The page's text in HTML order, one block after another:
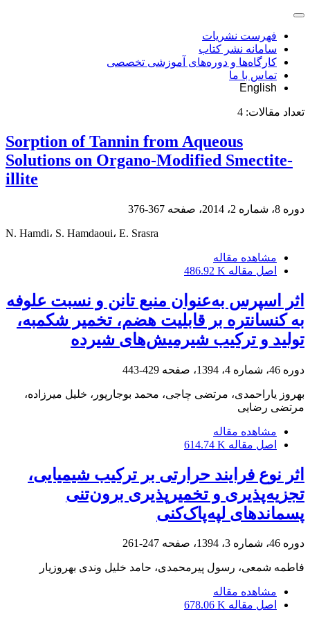
فهرست نشریات
سامانه نشر کتاب
کارگاه‌ها و دوره‌های آموزشی تخصصی
تماس با ما
English
تعداد مقالات: 4
Sorption of Tannin from Aqueous
Solutions on Organo-Modified Smectite-
illite
دوره 8، شماره 2، 2014، صفحه 367-376
N. Hamdi، S. Hamdaoui، E. Srasra
مشاهده مقاله
اصل مقاله 486.92 K
اثر اسپرس به‌عنوان منبع تانن و نسبت علوفه
به کنسانتره بر قابلیت هضم، تخمیر شکمبه،
تولید و ترکیب شیرمیش‌های شیرده
دوره 46، شماره 4، 1394، صفحه 429-443
بهروز یاراحمدی، مرتضی چاجی، محمد بوجارپور، خلیل میرزاده،
مرتضی رضایی
مشاهده مقاله
اصل مقاله 614.74 K
اثر نوع فرایند حرارتی بر ترکیب شیمیایی،
تجزیه‌پذیری و تخمیرپذیری برون‌تنی
پسماندهای لپه‌پاک‌کنی
دوره 46، شماره 3، 1394، صفحه 247-261
فاطمه شمعی، رسول پیرمحمدی، حامد خلیل وندی بهروزیار
مشاهده مقاله
اصل مقاله 678.06 K